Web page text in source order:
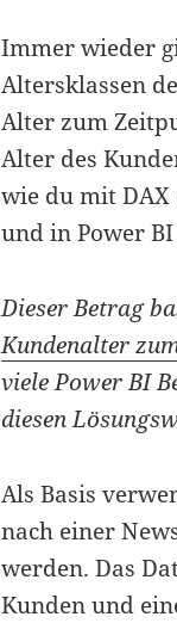
Immer wieder
Altersklassen
Alter zum
Alter des
wie du mit
und in Power
Dieser Betrag
Kundenalter
viele Power BI
diesen
Als Basis
nach einer
werden. Das
Kunden und